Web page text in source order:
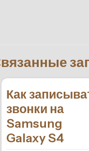
Как
звонки на
Samsung
Galaxy S4